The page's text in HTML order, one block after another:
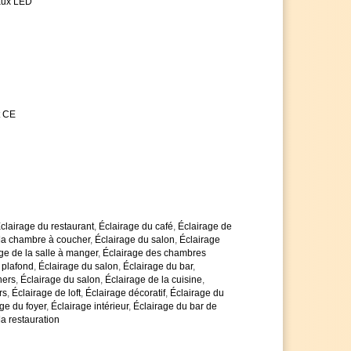
énergétiques très élevés
des ampoules LED à faible
extrêmement longue et sont de haute qualité
d'atteindre la classe d'efficacité énergétique A
de 5 ans, au lieu des 2 ans habituels
de quantité en cas de nombre d'articles plus
avec impatience
CE
du restaurant, Éclairage du café, Éclairage de
chambre à coucher, Éclairage du salon, Éclairage
de la salle à manger, Éclairage des chambres
, Éclairage du salon, Éclairage du bar,
, Éclairage du salon, Éclairage de la cuisine,
, Éclairage de loft, Éclairage décoratif, Éclairage du
du foyer, Éclairage intérieur, Éclairage du bar de
restauration